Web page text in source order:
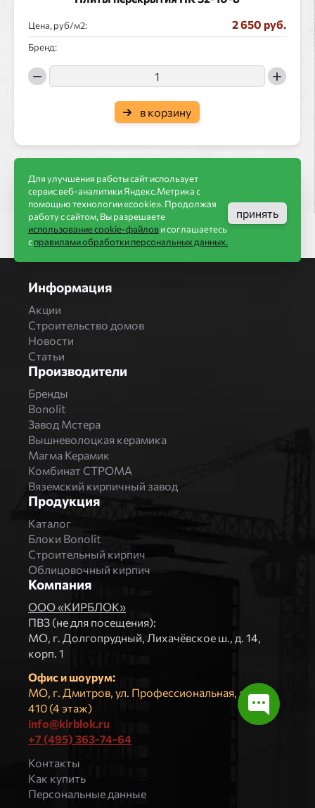
Цена, руб/ : 2 650 руб.
Бренд:
в корзину
Информация
Акции
Строительство домов
Новости
Статьи
Производители
Бренды
Bonolit
Завод Мстера
Вышневолоцкая керамика
Магма Керамик
Комбинат СТРОМА
Вяземский кирпичный завод
Продукция
Каталог
Блоки Bonolit
Строительный кирпич
Облицовочный кирпич
Компания
ООО «КИРБЛОК»
ПВЗ (не для посещения):
МO, г. Долгопрудный, Лихачёвское ш., д. 14,
корп. 1
Офис и шоурум:
МО, г. Дмитров, ул. Профессиональная, д.4, оф.
410 (4 этаж)
info@kirblok.ru
+7 (495) 363-74-64
Контакты
Как купить
Персональные данные
Для улучшения работы сайт использует
сервис веб-аналитики Яндекс.Метрика с
помощью технологии «cookie». Продолжая
работу с сайтом, Вы разрешаете
использование cookie-файлови соглашаетесь
справилами обработки персональных данных.
принять